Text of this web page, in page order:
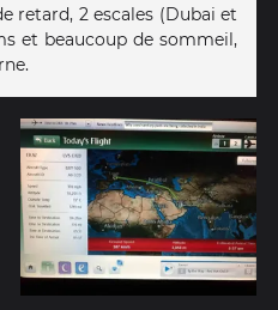
retard, 2 escales (Dubai et
et beaucoup de sommeil,